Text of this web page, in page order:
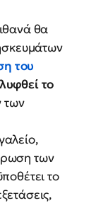
θα
του
το
των
των
το